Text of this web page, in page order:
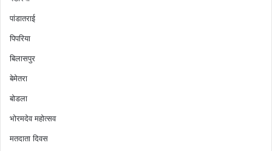
पांडातराई
पिपरिया
बिलासपुर
बेमेतरा
बोडला
भोरमदेव महोत्सव
मतदाता दिवस